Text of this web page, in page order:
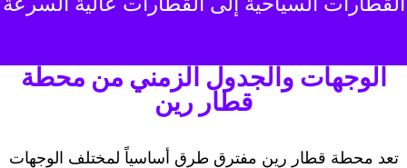
الوجهات والجدول الزمني من محطة
قطار رين
تعد محطة قطار رين مفترق طرق أساسياً لمختلف الوجهات